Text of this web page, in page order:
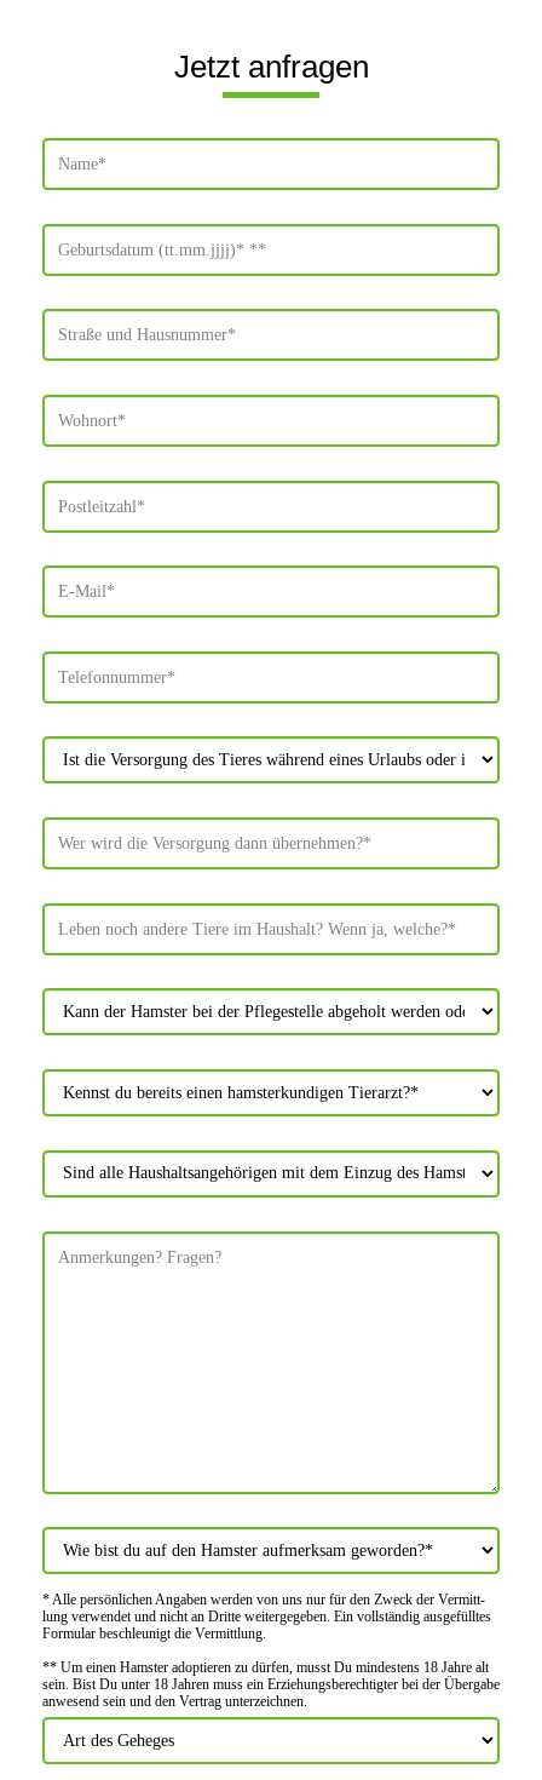
Jetzt anfragen
* Alle persön­lichen Angaben werden von uns nur für den Zweck der Vermitt­
lung verwendet und nicht an Dritte weiter­gegeben. Ein voll­ständig ausge­fülltes
Formular beschleu­nigt die Vermitt­lung.
** Um einen Hamster adoptieren zu dürfen, musst Du mindes­tens 18 Jahre alt
sein. Bist Du unter 18 Jahren muss ein Erziehungs­berechtigter bei der Über­gabe
anwes­end sein und den Vertrag unter­zeichnen.